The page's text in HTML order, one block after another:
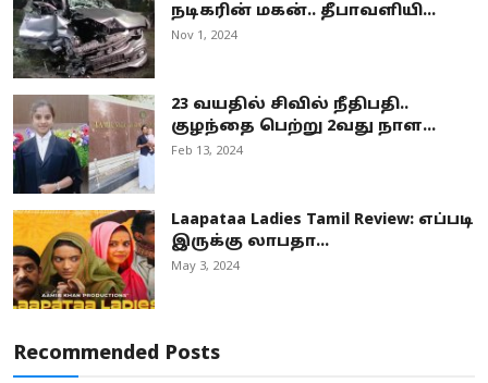
நடிகரின் மகன்.. தீபாவளியி...
Nov 1, 2024
23 வயதில் சிவில் நீதிபதி..
குழந்தை பெற்று 2வது நாள...
Feb 13, 2024
Laapataa Ladies Tamil Review: எப்படி
இருக்கு லாபதா...
May 3, 2024
Recommended Posts